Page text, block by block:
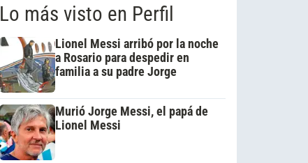
Lo más visto en Perfil
Lionel Messi arribó por la noche
a Rosario para despedir en
familia a su padre Jorge
Murió Jorge Messi, el papá de
Lionel Messi